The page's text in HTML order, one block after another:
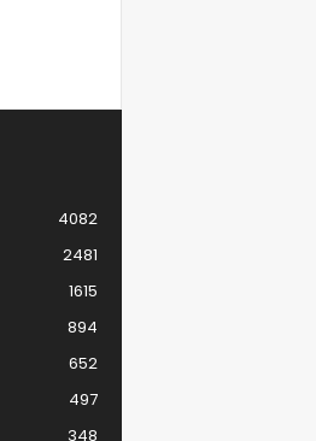
4082
2481
1615
894
652
497
348